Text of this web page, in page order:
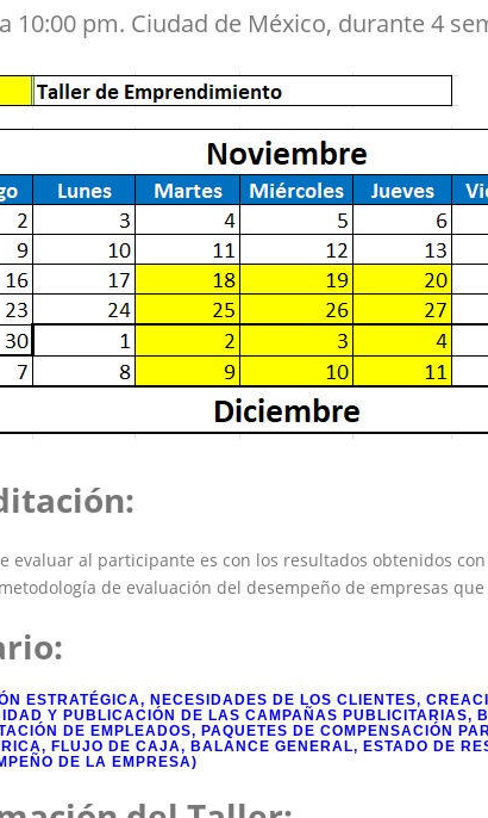
10:00 pm. Ciudad de México, durante 4
evaluar al participante es con los resultados obtenidos
de evaluación del desempeño de empresas
ESTRATÉGICA, NECESIDADES DE LOS CLIENTES,
Y PUBLICACIÓN DE LAS CAMPAÑAS PUBLICITARIAS,
DE EMPLEADOS, PAQUETES DE COMPENSACIÓN
FLUJO DE CAJA, BALANCE GENERAL, ESTADO DE
DE LA EMPRESA)